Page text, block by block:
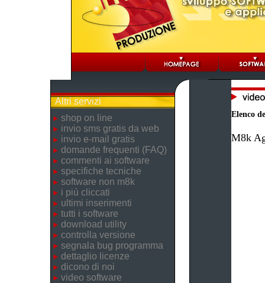
Altri servizi
shop on line
invio sms gratis da web
invio e-mail gratis
domande frequenti (FAQ)
commenti ai software
specifiche tecniche
software non m8k
i più cliccati
ultimi inserimenti
tutti i software
download utility
controlla versione
segnala bug programma
dettaglio licenze
dicono di noi
video software
Elenco
M8k